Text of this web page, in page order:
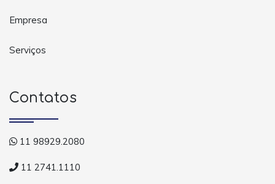
Empresa
Serviços
Contatos
11 98929.2080
11 2741.1110